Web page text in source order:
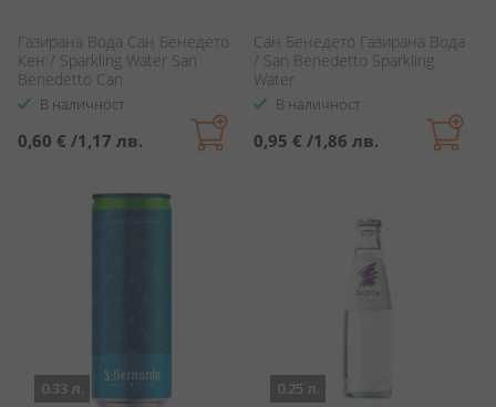
Газирана Вода Сан Бенедето
Кен / Sparkling Water San
Benedetto Can
В наличност
0,60 € /1,17 лв.
Сан Бенедето Газирана Вода
/ San Benedetto Sparkling
Water
В наличност
0,95 € /1,86 лв.
0.33 л. 0.25 л.